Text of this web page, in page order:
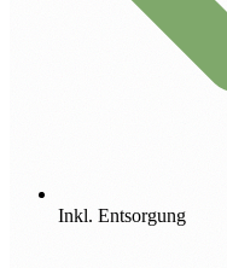
Inkl. Entsorgung